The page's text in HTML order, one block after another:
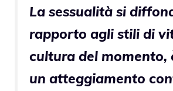
La sessualità si
rapporto agli stili di
cultura del momento,
un atteggiamento